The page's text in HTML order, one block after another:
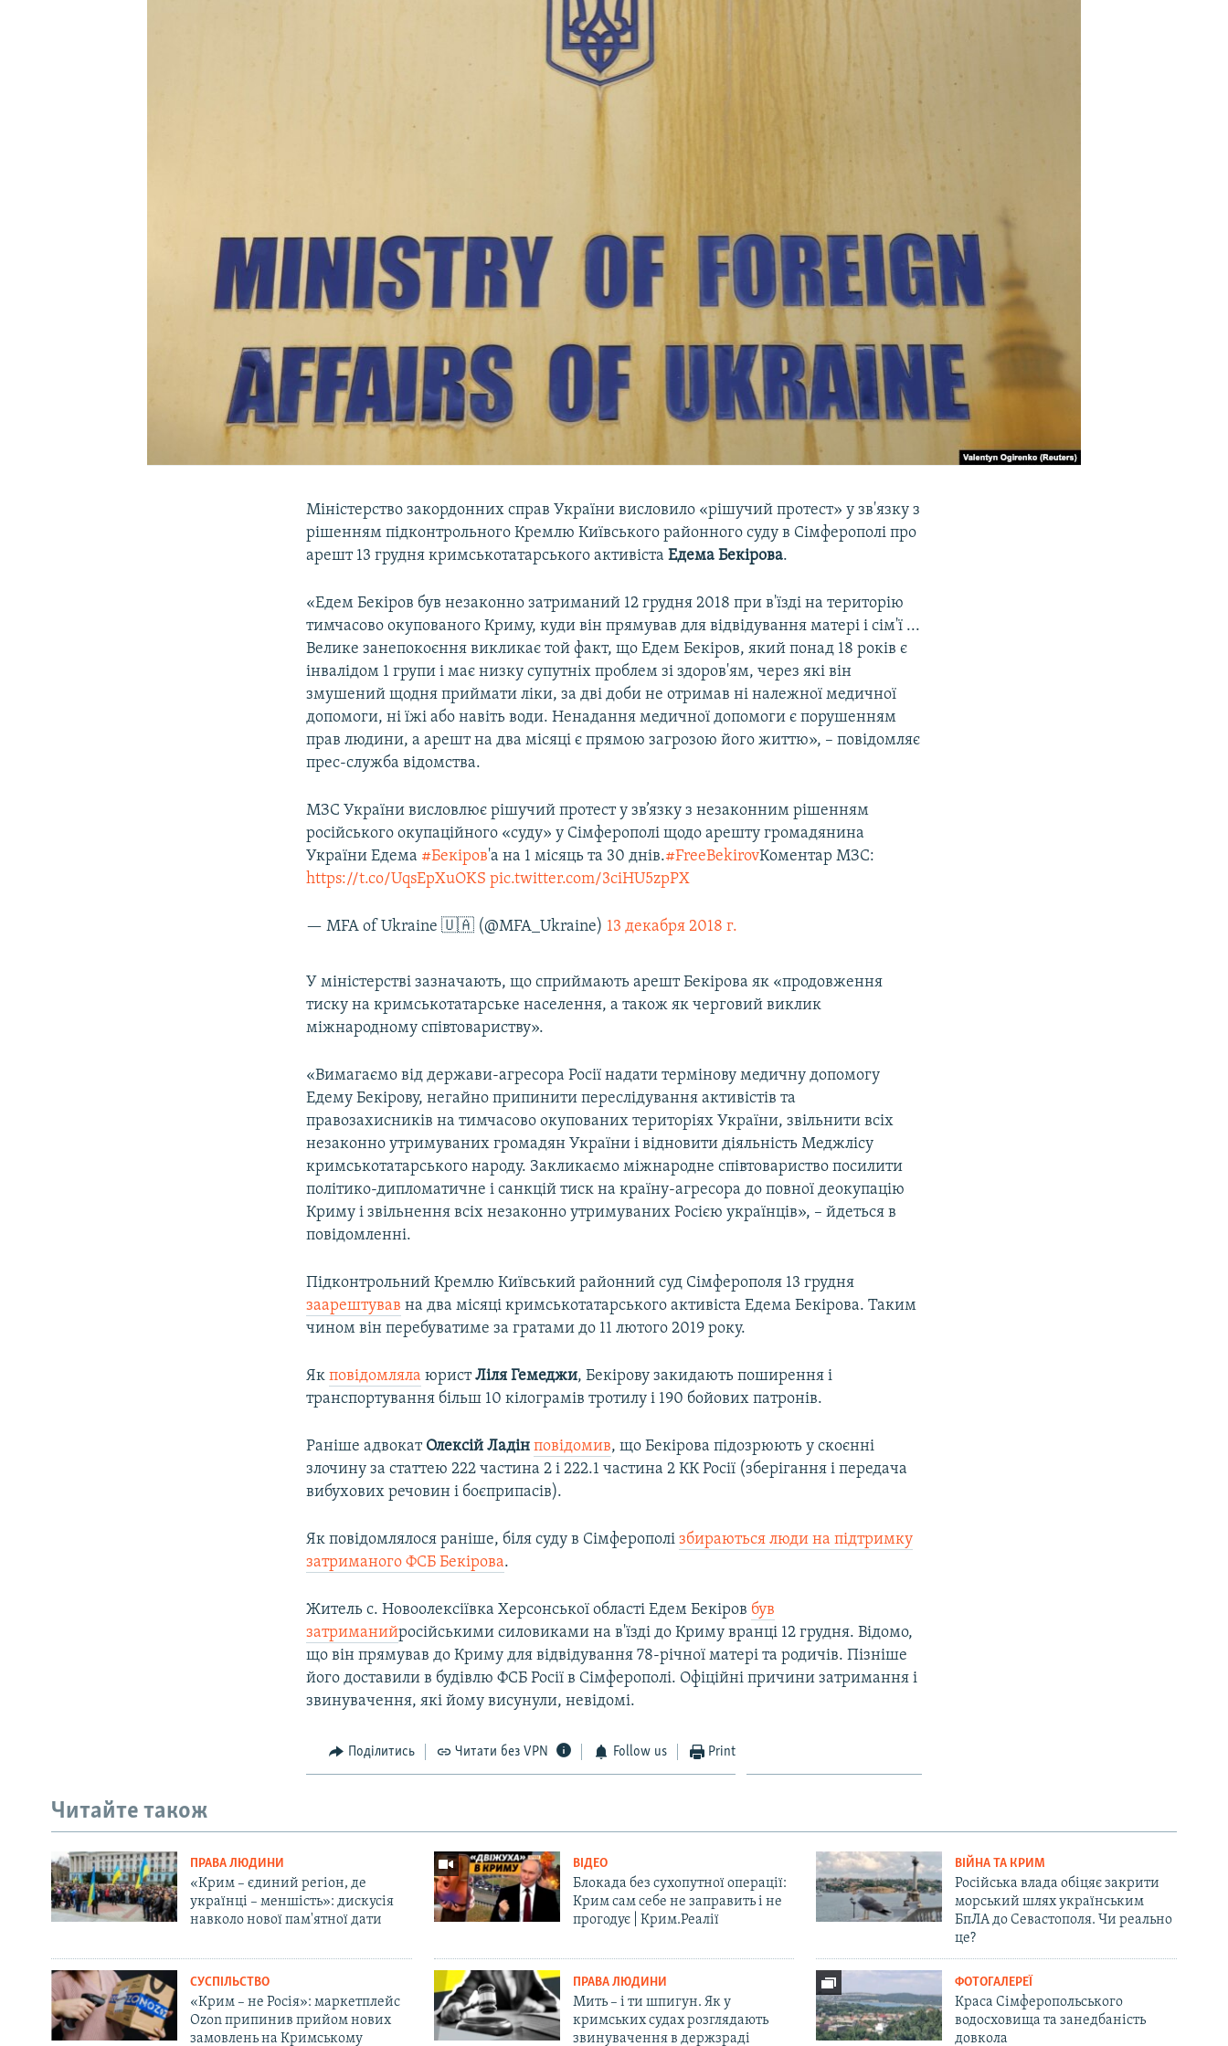
Міністерство закордонних справ України висловило «рішучий протест» у зв'язку з
рішенням підконтрольного Кремлю Київського районного суду в Сімферополі про
арешт 13 грудня кримськотатарського активістаЕдема Бекірова.
«Едем Бекіров був незаконно затриманий 12 грудня 2018 при в'їзді на територію
тимчасово окупованого Криму, куди він прямував для відвідування матері і сім'ї ...
Велике занепокоєння викликає той факт, що Едем Бекіров, який понад 18 років є
інвалідом 1 групи і має низку супутніх проблем зі здоров'ям, через які він
змушений щодня приймати ліки, за дві доби не отримав ні належної медичної
допомоги, ні їжі або навіть води. Ненадання медичної допомоги є порушенням
прав людини, а арешт на два місяці є прямою загрозою його життю», – повідомляє
прес-служба відомства.
МЗС України висловлює рішучий протест у зв’язку з незаконним рішенням
російського окупаційного «суду» у Сімферополі щодо арешту громадянина
України Едема #Бекіров'а на 1 місяць та 30 днів.#FreeBekirovКоментар МЗС:
https://t.co/UqsEpXuOKS pic.twitter.com/3ciHU5zpPX
— MFA of Ukraine 🇺🇦 (@MFA_Ukraine) 13 декабря 2018 г.
У міністерстві зазначають, що сприймають арешт Бекірова як «продовження
тиску на кримськотатарське населення, а також як черговий виклик
міжнародному співтовариству».
«Вимагаємо від держави-агресора Росії надати термінову медичну допомогу
Едему Бекірову, негайно припинити переслідування активістів та
правозахисників на тимчасово окупованих територіях України, звільнити всіх
незаконно утримуваних громадян України і відновити діяльність Меджлісу
кримськотатарського народу. Закликаємо міжнародне співтовариство посилити
політико-дипломатичне і санкцій тиск на країну-агресора до повної деокупацію
Криму і звільнення всіх незаконно утримуваних Росією українців», – йдеться в
повідомленні.
Підконтрольний Кремлю Київський районний суд Сімферополя 13 грудня
заарештував на два місяці кримськотатарського активіста Едема Бекірова. Таким
чином він перебуватиме за гратами до 11 лютого 2019 року.
Якповідомляла юристЛіля Гемеджи, Бекірову закидають поширення і
транспортування більш 10 кілограмів тротилу і 190 бойових патронів.
Раніше адвокат Олексій Ладін повідомив, що Бекірова підозрюють у скоєнні
злочину за статтею 222 частина 2 і 222.1 частина 2 КК Росії (зберігання і передача
вибухових речовин і боєприпасів).
Як повідомлялося раніше, біля суду в Сімферополізбираються люди на підтримку
затриманого ФСБ Бекірова.
Житель с. Новоолексіївка Херсонської області Едем Бекіров був
затриманийросійськими силовиками на в'їзді до Криму вранці 12 грудня. Відомо,
що він прямував до Криму для відвідування 78-річної матері та родичів. Пізніше
його доставили в будівлю ФСБ Росії в Сімферополі. Офіційні причини затримання і
звинувачення, які йому висунули, невідомі.
Поділитись Читати без VPN Follow us Print
Читайте також
ПРАВА ЛЮДИНИ
«Крим – єдиний регіон, де
українці – меншість»: дискусія
навколо нової пам'ятної дати
ВІДЕО
Блокада без сухопутної операції:
Крим сам себе не заправить і не
прогодує | Крим.Реалії
ВІЙНА ТА КРИМ
Російська влада обіцяє закрити
морський шлях українським
БпЛА до Севастополя. Чи реально
це?
СУСПІЛЬСТВО
«Крим – не Росія»: маркетплейс
Ozon припинив прийом нових
замовлень на Кримському
ПРАВА ЛЮДИНИ
Мить – і ти шпигун. Як у
кримських судах розглядають
звинувачення в держзраді
ФОТОГАЛЕРЕЇ
Краса Сімферопольського
водосховища та занедбаність
довкола